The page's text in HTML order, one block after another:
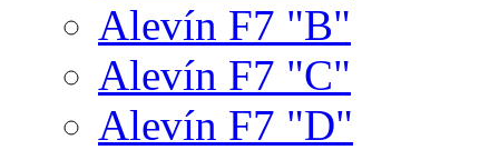
Alevín F7 "B"
Alevín F7 "C"
Alevín F7 "D"